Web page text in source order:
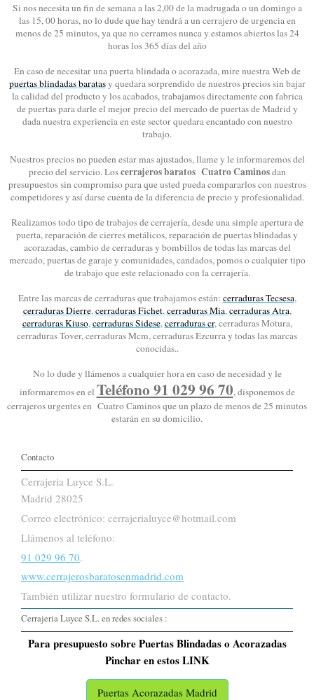
Si nos necesita un fin de semana a las 2,00 de la madrugada o un domingo a
las 15, 00 horas, no lo dude que hay tendrá a un cerrajero de urgencia en
menos de 25 minutos, ya que no cerramos nunca y estamos abiertos las 24
horas los 365 días del año
En caso de necesitar una puerta blindada o acorazada, mire nuestra Web de
puertas blindadas baratasy quedara sorprendido de nuestros precios sin bajar
la calidad del producto y los acabados, trabajamos directamente con fabrica
de puertas para darle el mejor precio del mercado de puertas de Madrid y
dada nuestra experiencia en este sector quedara encantado con nuestro
trabajo.
Nuestros precios no pueden estar mas ajustados, llame y le informaremos del
precio del servicio. Loscerrajeros baratos Cuatro Caminosdan
presupuestos sin compromiso para que usted pueda compararlos con nuestros
competidores y así darse cuenta de la diferencia de precio y profesionalidad.
Realizamos todo tipo de trabajos de cerrajería, desde una simple apertura de
puerta, reparación de cierres metálicos, reparación de puertas blindadas y
acorazadas, cambio de cerraduras y bombillos de todas las marcas del
mercado, puertas de garaje y comunidades, candados, pomos o cualquier tipo
de trabajo que este relacionado con la cerrajería.
Entre las marcas de cerraduras que trabajamos están: cerraduras Tecsesa,
cerraduras Dierre, cerraduras Fichet, cerraduras Mia, cerraduras Atra,
cerraduras Kiuso, cerraduras Sidese, cerraduras cr, cerraduras Motura,
cerraduras Tover, cerraduras Mcm, cerraduras Ezcurra y todas las marcas
conocidas..
No lo dude y llámenos a cualquier hora en caso de necesidad y le
informaremos en el Teléfono 91 029 96 70, disponemos de
cerrajeros urgentes en Cuatro Caminos que un plazo de menos de 25 minutos
estarán en su domicilio.
Contacto
Cerrajeria Luyce S.L.
Madrid 28025
Correo electrónico: cerrajerialuyce@hotmail.com
Llámenos al teléfono:
91 029 96 70.
www.cerrajerosbaratosenmadrid.com
También utilizar nuestro formulario de contacto.
Cerrajeria Luyce S.L. en redes sociales :
Para presupuesto sobre Puertas Blindadas o Acorazadas
Pinchar en estos LINK
Puertas Acorazadas Madrid